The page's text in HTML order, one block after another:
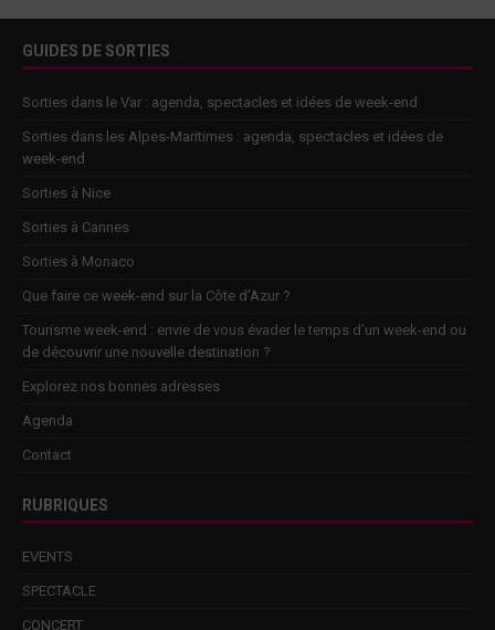
GUIDES DE SORTIES
Sorties dans le Var : agenda, spectacles et idées de week-end
Sorties dans les Alpes-Maritimes : agenda, spectacles et idées de
week-end
Sorties à Nice
Sorties à Cannes
Sorties à Monaco
Que faire ce week-end sur la Côte d’Azur ?
Tourisme week-end : envie de vous évader le temps d’un week-end ou
de découvrir une nouvelle destination ?
Explorez nos bonnes adresses
Agenda
Contact
RUBRIQUES
EVENTS
SPECTACLE
CONCERT